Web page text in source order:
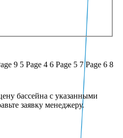
9 5 Page 4 6 Page 5 7 Page 6 8
бассейна с указанными
заявку менеджеру.